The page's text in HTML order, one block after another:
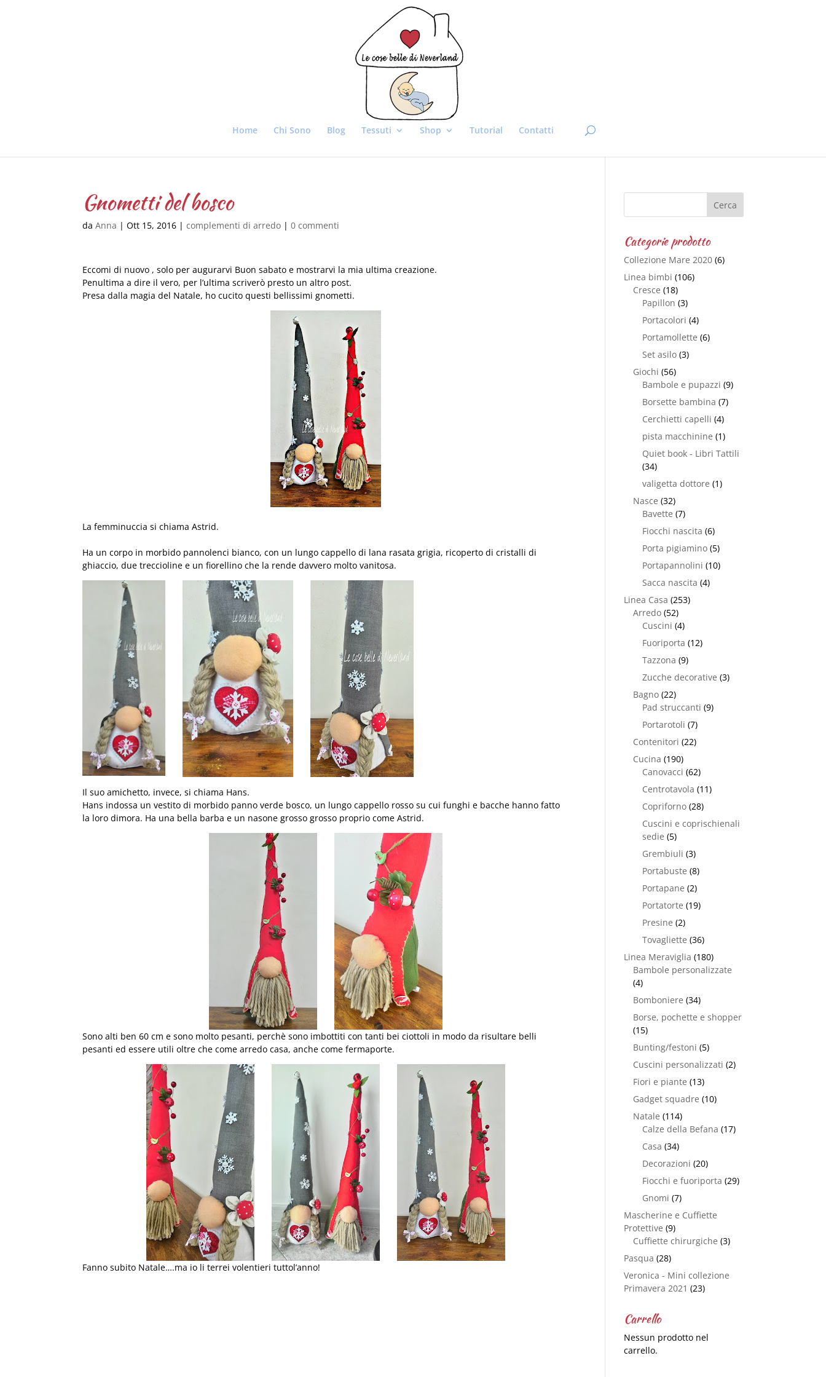
Home Chi Sono Blog Tessuti Shop Tutorial Contatti
Gnometti del bosco
daAnna |Ott 15, 2016 |complementi di arredo |0 commenti
Eccomi di nuovo , solo per augurarvi Buon sabato e mostrarvi la mia ultima creazione.
Penultima a dire il vero, per l’ultima scriverò presto un altro post.
Presa dalla magia del Natale, ho cucito questi bellissimi gnometti.
La femminuccia si chiama Astrid.
Ha un corpo in morbido pannolenci bianco, con un lungo cappello di lana rasata grigia, ricoperto di cristalli di
ghiaccio, due treccioline e un fiorellino che la rende davvero molto vanitosa.
Il suo amichetto, invece, si chiama Hans.
Hans indossa un vestito di morbido panno verde bosco, un lungo cappello rosso su cui funghi e bacche hanno fatto
la loro dimora. Ha una bella barba e un nasone grosso grosso proprio come Astrid.
Sono alti ben 60 cm e sono molto pesanti, perchè sono imbottiti con tanti bei ciottoli in modo da risultare belli
pesanti ed essere utili oltre che come arredo casa, anche come fermaporte.
Fanno subito Natale….ma io li terrei volentieri tuttol’anno!
Categorie prodotto
Collezione Mare 2020 (6)
Linea bimbi (106)
Cresce (18)
Papillon (3)
Portacolori (4)
Portamollette (6)
Set asilo (3)
Giochi (56)
Bambole e pupazzi (9)
Borsette bambina (7)
Cerchietti capelli (4)
pista macchinine (1)
Quiet book - Libri Tattili
(34)
valigetta dottore (1)
Nasce (32)
Bavette (7)
Fiocchi nascita (6)
Porta pigiamino (5)
Portapannolini (10)
Sacca nascita (4)
Linea Casa (253)
Arredo (52)
Cuscini (4)
Fuoriporta (12)
Tazzona (9)
Zucche decorative (3)
Bagno (22)
Pad struccanti (9)
Portarotoli (7)
Contenitori (22)
Cucina (190)
Canovacci (62)
Centrotavola (11)
Copriforno (28)
Cuscini e coprischienali
sedie (5)
Grembiuli (3)
Portabuste (8)
Portapane (2)
Portatorte (19)
Presine (2)
Tovagliette (36)
Linea Meraviglia (180)
Bambole personalizzate
(4)
Bomboniere (34)
Borse, pochette e shopper
(15)
Bunting/festoni (5)
Cuscini personalizzati (2)
Fiori e piante (13)
Gadget squadre (10)
Natale (114)
Calze della Befana (17)
Casa (34)
Decorazioni (20)
Fiocchi e fuoriporta (29)
Gnomi (7)
Mascherine e Cuffiette
Protettive (9)
Cuffiette chirurgiche (3)
Pasqua (28)
Veronica - Mini collezione
Primavera 2021 (23)
Carrello
Nessun prodotto nel
carrello.